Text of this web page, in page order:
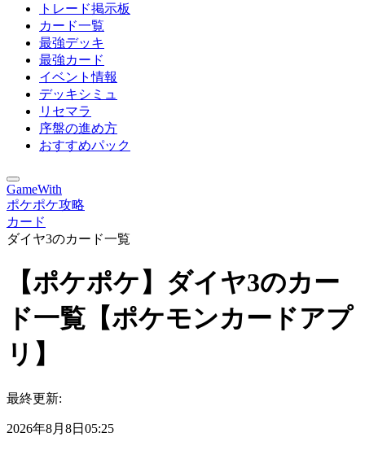
トレード掲示板
カード一覧
最強デッキ
最強カード
イベント情報
デッキシミュ
リセマラ
序盤の進め方
おすすめパック
GameWith
ポケポケ攻略
カード
ダイヤ3のカード一覧
【ポケポケ】ダイヤ3のカー
ド一覧【ポケモンカードアプ
リ】
最終更新:
2026年8月8日05:25